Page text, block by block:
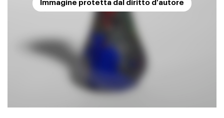
Immagine protetta dal diritto d'autore